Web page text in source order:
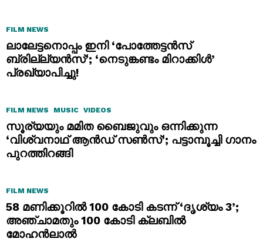
FILM NEWS
ലാലേട്ടനൊപ്പം ഇനി ‘പോത്തേട്ടൻസ്
ബ്രില്ല്യൻസ്’; ‘നെടുങ്കണ്ടം മിറാക്കിൾ’
പ്രഖ്യാപിച്ചു!
FILM NEWS MUSIC VIDEOS
സൂര്യയും മമിത ബൈജുവും ഒന്നിക്കുന്ന
‘വിശ്വനാഥ് ആൻഡ് സൺസ്’; പട്ടാമ്പൂച്ചി ഗാനം
പുറത്തിറങ്ങി
FILM NEWS
58 മണിക്കൂറിൽ 100 കോടി കടന്ന് ‘ദൃശ്യം 3’;
അഞ്ചാമതും 100 കോടി ക്ലബിൽ
മോഹൻലാൽ